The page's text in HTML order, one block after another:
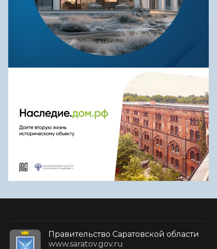
Правительство Саратовской области
www.saratov.gov.ru